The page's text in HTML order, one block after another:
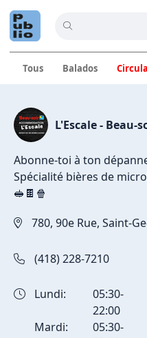
Tous Balados
Publications
L'Escale - Beau-
Abonne-toi à ton
Spécialité bières de
🥪🍫🍿
780, 90e Rue, Saint-
(418) 228-7210
Lundi:
05:30-
22:00
Mardi:
05:30-